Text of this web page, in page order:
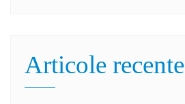
Articole recente